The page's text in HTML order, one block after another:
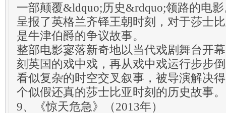
一部颠覆&ldquo;历史&rdquo;领路的电
呈报了英格兰齐铎王朝时刻，对于莎士
是牛津伯爵的争议故事。
整部电影寥落新奇地以当代戏剧舞台开
刻英国的戏中戏，再从戏中戏运行步步
看似复杂的时空交叉叙事，被导演解决
个似假还真的莎士比亚时刻的历史故事。
9、《惊天危急》（2013年）